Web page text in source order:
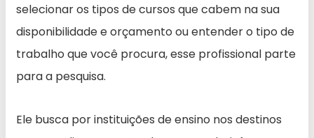
selecionar os tipos de cursos que cabem na sua
disponibilidade e orçamento ou entender o tipo de
trabalho que você procura, esse profissional parte
para a pesquisa.
Ele busca por instituições de ensino nos destinos